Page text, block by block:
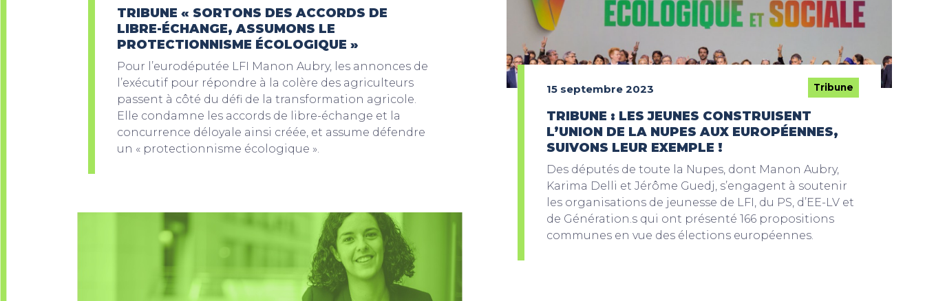
TRIBUNE « SORTONS DES ACCORDS DE
LIBRE-ÉCHANGE, ASSUMONS LE
PROTECTIONNISME ÉCOLOGIQUE »
Pour l’eurodéputée LFI Manon Aubry, les annonces de
l’exécutif pour répondre à la colère des agriculteurs
passent à côté du défi de la transformation agricole.
Elle condamne les accords de libre-échange et la
concurrence déloyale ainsi créée, et assume défendre
un « protectionnisme écologique ».
15 septembre 2023 Tribune
TRIBUNE : LES JEUNES CONSTRUISENT
L’UNION DE LA NUPES AUX EUROPÉENNES,
SUIVONS LEUR EXEMPLE !
Des députés de toute la Nupes, dont Manon Aubry,
Karima Delli et Jérôme Guedj, s’engagent à soutenir
les organisations de jeunesse de LFI, du PS, d’EE-LV et
de Génération.s qui ont présenté 166 propositions
communes en vue des élections européennes.